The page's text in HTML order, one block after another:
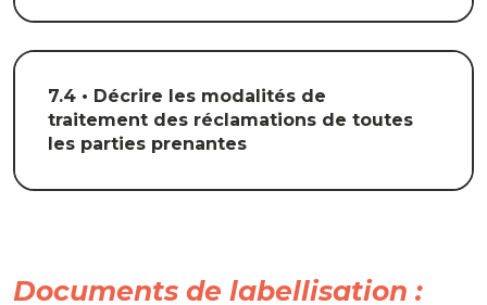
7.4 • Décrire les modalités de
traitement des réclamations de toutes
les parties prenantes
Documents de labellisation :